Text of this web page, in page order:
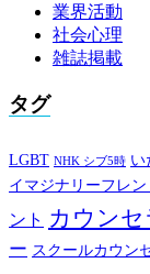
業界活動
社会心理
雑誌掲載
タグ
LGBT NHK シブ5時 い
イマジナリーフレン
ント カウンセ
ー スクールカウン